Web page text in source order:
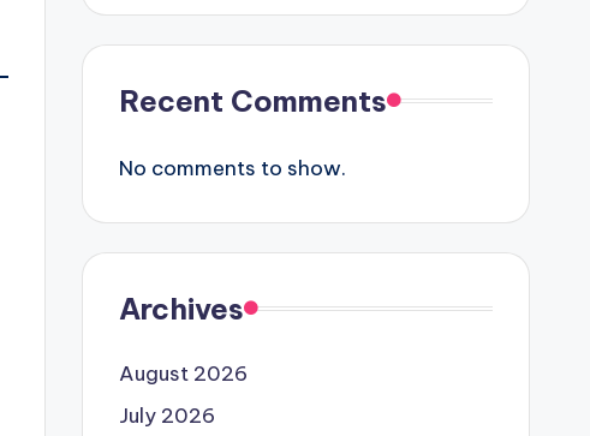
Recent Comments
No comments to show.
Archives
August 2026
July 2026